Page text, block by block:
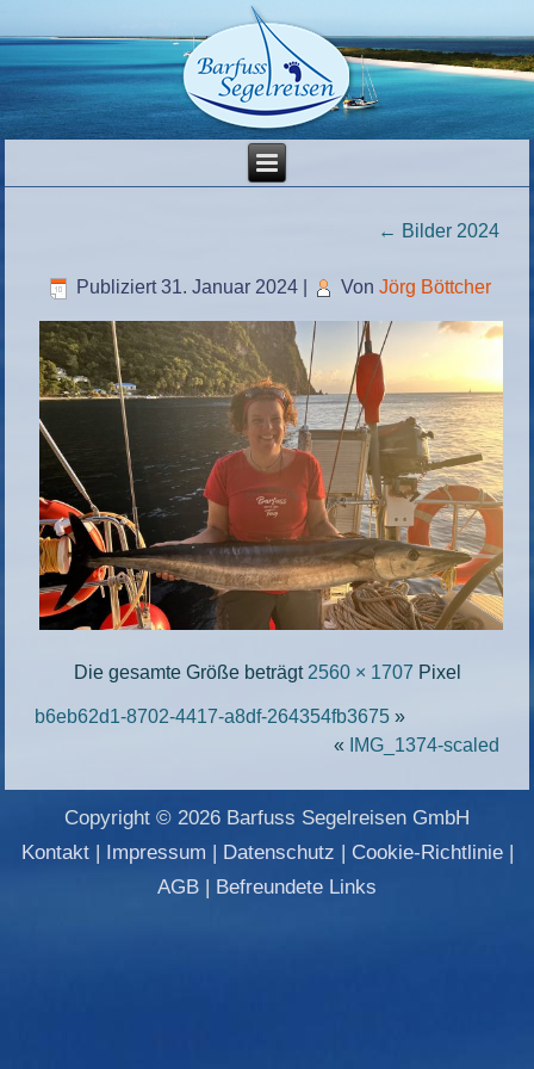
← Bilder 2024
Publiziert 31. Januar 2024 Von Jörg Böttcher
Die gesamte Größe beträgt 2560 × 1707 Pixel
b6eb62d1-8702-4417-a8df-264354fb3675 »
«
IMG_1374-scaled
Copyright © 2026 Barfuss Segelreisen GmbH
Kontakt| Impressum | Datenschutz | Cookie-Richtlinie|
AGB | Befreundete Links